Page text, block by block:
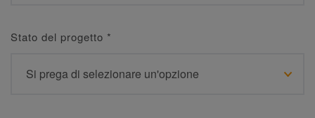
Stato del progetto *